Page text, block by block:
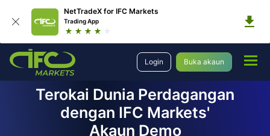
NetTradeX for IFC Markets
Trading App
Login Buka akaun
Terokai Dunia Perdagangan
dengan IFC Markets'
Akaun Demo